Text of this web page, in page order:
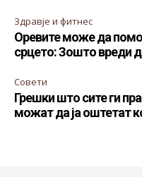
Здравје и фитнес
Оревите може да
срцето: Зошто вреди
Совети
Грешки што сите ги
можат да ја оштетат